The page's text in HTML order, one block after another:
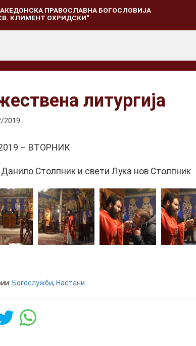
ПРАВОСЛАВНА БОГОСЛОВИЈА
КЛИМЕНТ ОХРИДСКИ“
литургија
2019
– ВТОРНИК
Столпник и свети Лука нов Столпник
Богослужби, Настани